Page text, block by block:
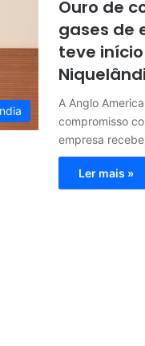
Ouro de
gases de
teve
A Anglo
compromisso
empresa
Ler mais »